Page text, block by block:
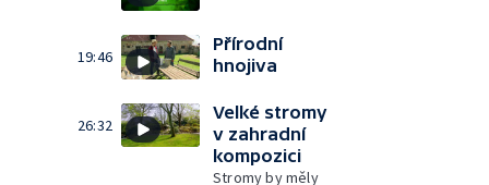
19:46
Přírodní
hnojiva
26:32
Velké stromy
v zahradní
kompozici
Stromy by měly